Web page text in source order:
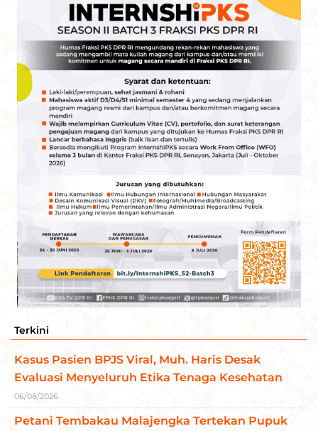
Terkini
Kasus Pasien BPJS Viral, Muh. Haris Desak
Evaluasi Menyeluruh Etika Tenaga Kesehatan
06/08/2026
Petani Tembakau Malajengka Tertekan Pupuk